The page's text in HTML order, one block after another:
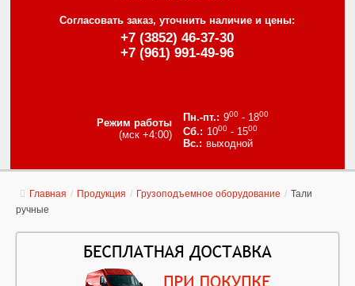
Согласовать заказ, уточнить наличие и цены:
+7 (3852) 46-37-30
+7 (961) 991-49-96
Режим работы
(мск +4:00)
900- 1800
1000- 1500
выходной
Главная / Продукция / Грузоподъемное оборудование / Тали
ручные